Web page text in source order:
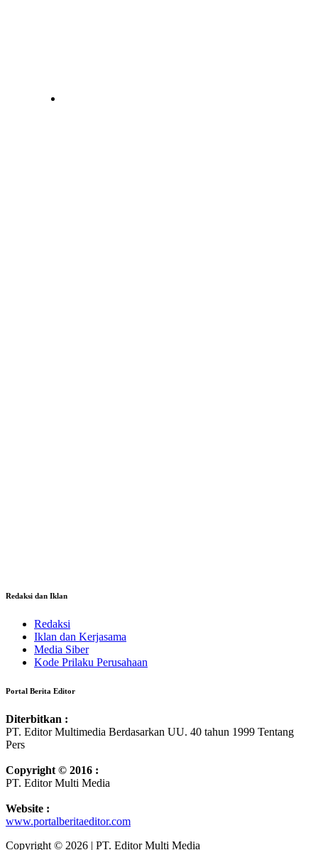
Redaksi dan Iklan
Redaksi
Iklan dan Kerjasama
Media Siber
Kode Prilaku Perusahaan
Portal Berita Editor
Diterbitkan :
PT. Editor Multimedia Berdasarkan UU. 40 tahun 1999 Tentang
Pers
Copyright © 2016 :
PT. Editor Multi Media
Website :
www.portalberitaeditor.com
Copyright © 2026 | PT. Editor Multi Media